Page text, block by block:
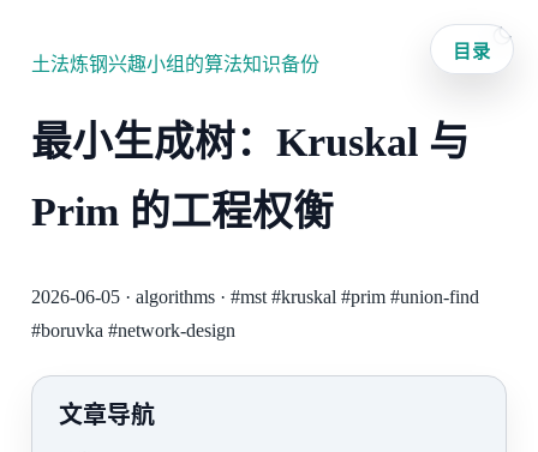
土法炼钢兴趣小组的算法知识备份
最小生成树：Kruskal 与
Prim 的工程权衡
2026-06-05· algorithms· #mst #kruskal #prim #union-find
#boruvka #network-design
文章导航
目录